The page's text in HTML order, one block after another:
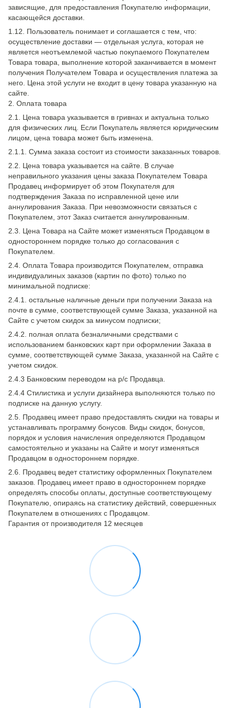
зависящие, для предоставления Покупателю информации,
касающейся доставки.
1.12. Пользователь понимает и соглашается с тем, что:
осуществление доставки — отдельная услуга, которая не
является неотъемлемой частью покупаемого Покупателем
Товара товара, выполнение которой заканчивается в момент
получения Получателем Товара и осуществления платежа за
него. Цена этой услуги не входит в цену товара указанную на
сайте.
2. Оплата товара
2.1. Цена товара указывается в гривнах и актуальна только
для физических лиц. Если Покупатель является юридическим
лицом, цена товара может быть изменена.
2.1.1. Сумма заказа состоит из стоимости заказанных товаров.
2.2. Цена товара указывается на сайте. В случае
неправильного указания цены заказа Покупателем Товара
Продавец информирует об этом Покупателя для
подтверждения Заказа по исправленной цене или
аннулирования Заказа. При невозможности связаться с
Покупателем, этот Заказ считается аннулированным.
2.3. Цена Товара на Сайте может изменяться Продавцом в
одностороннем порядке только до согласования с
Покупателем.
2.4. Оплата Товара производится Покупателем, отправка
индивидуалиных заказов (картин по фото) только по
минимальной подписке:
2.4.1. остальные наличные деньги при получении Заказа на
почте в сумме, соответствующей сумме Заказа, указанной на
Сайте с учетом скидок за минусом подписки;
2.4.2. полная оплата безналичными средствами с
использованием банковских карт при оформлении Заказа в
сумме, соответствующей сумме Заказа, указанной на Сайте с
учетом скидок.
2.4.3 Банковским переводом на р/с Продавца.
2.4.4 Стилистика и услуги дизайнера выполняются только по
подписке на данную услугу.
2.5. Продавец имеет право предоставлять скидки на товары и
устанавливать программу бонусов. Виды скидок, бонусов,
порядок и условия начисления определяются Продавцом
самостоятельно и указаны на Сайте и могут изменяться
Продавцом в одностороннем порядке.
2.6. Продавец ведет статистику оформленных Покупателем
заказов. Продавец имеет право в одностороннем порядке
определять способы оплаты, доступные соответствующему
Покупателю, опираясь на статистику действий, совершенных
Покупателем в отношениях с Продавцом.
Гарантия от производителя 12 месяцев